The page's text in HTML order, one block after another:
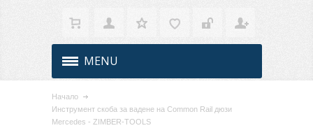
MENU
Начало
Инструмент скоба за вадене на Common Rail дюзи
Mercedes - ZIMBER-TOOLS